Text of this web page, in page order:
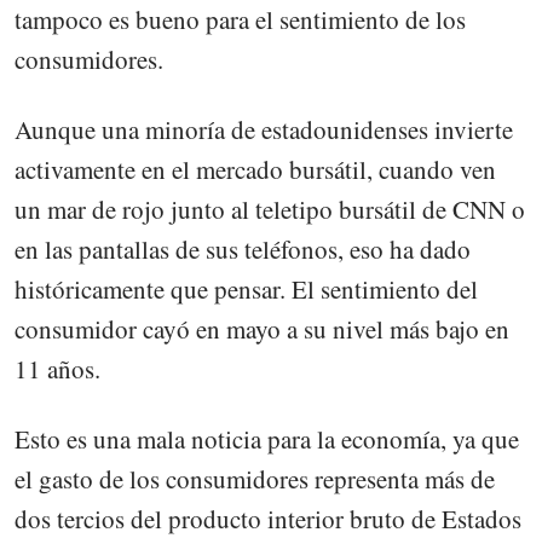
tampoco es bueno para el sentimiento de los
consumidores.
Aunque una minoría de estadounidenses invierte
activamente en el mercado bursátil, cuando ven
un mar de rojo junto al teletipo bursátil de CNN o
en las pantallas de sus teléfonos, eso ha dado
históricamente que pensar. El sentimiento del
consumidor cayó en mayo a su nivel más bajo en
11 años.
Esto es una mala noticia para la economía, ya que
el gasto de los consumidores representa más de
dos tercios del producto interior bruto de Estados